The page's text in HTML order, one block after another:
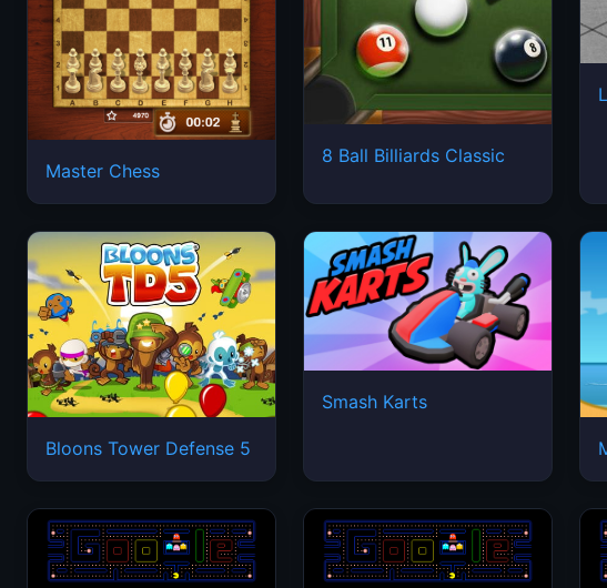
Master Chess
8 Ball Billiards Classic
Bloons Tower Defense 5
Smash Karts